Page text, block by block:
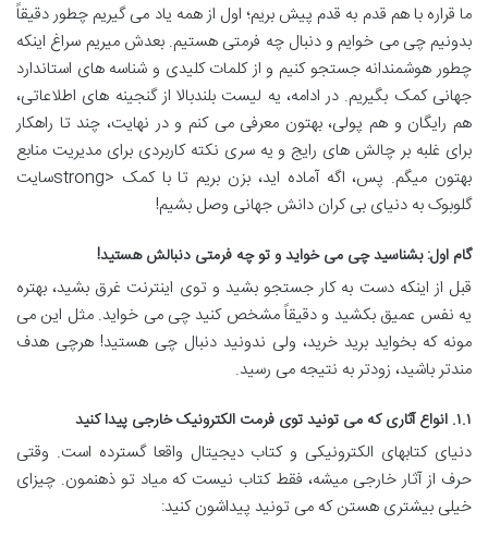
ما قراره با هم قدم به قدم پیش بریم؛ اول از همه یاد می گیریم چطور دقیقاً
بدونیم چی می خوایم و دنبال چه فرمتی هستیم. بعدش میریم سراغ اینکه
چطور هوشمندانه جستجو کنیم و از کلمات کلیدی و شناسه های استاندارد
جهانی کمک بگیریم. در ادامه، یه لیست بلندبالا از گنجینه های اطلاعاتی،
هم رایگان و هم پولی، بهتون معرفی می کنم و در نهایت، چند تا راهکار
برای غلبه بر چالش های رایج و یه سری نکته کاربردی برای مدیریت منابع
بهتون میگم. پس، اگه آماده اید، بزن بریم تا با کمک <strongسایت
گلوبوک به دنیای بی کران دانش جهانی وصل بشیم!
گام اول: بشناسید چی می خواید و تو چه فرمتی دنبالش هستید!
قبل از اینکه دست به کار جستجو بشید و توی اینترنت غرق بشید، بهتره
یه نفس عمیق بکشید و دقیقاً مشخص کنید چی می خواید. مثل این می
مونه که بخواید برید خرید، ولی ندونید دنبال چی هستید! هرچی هدف
مندتر باشید، زودتر به نتیجه می رسید.
۱.۱. انواع آثاری که می تونید توی فرمت الکترونیک خارجی پیدا کنید
دنیای کتابهای الکترونیکی و کتاب دیجیتال واقعا گسترده است. وقتی
حرف از آثار خارجی میشه، فقط کتاب نیست که میاد تو ذهنمون. چیزای
خیلی بیشتری هستن که می تونید پیداشون کنید: